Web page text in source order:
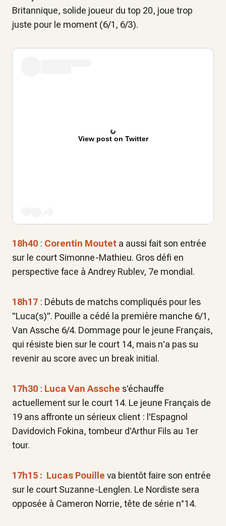
Britannique, solide joueur du top 20, joue trop
juste pour le moment (6/1, 6/3).
View post on Twitter
18h40 : Corentin Moutet a aussi fait son entrée
sur le court Simonne-Mathieu. Gros défi en
perspective face à Andrey Rublev, 7e mondial.
18h17 : Débuts de matchs compliqués pour les
"Luca(s)". Pouille a cédé la première manche 6/1,
Van Assche 6/4. Dommage pour le jeune Français,
qui résiste bien sur le court 14, mais n'a pas su
revenir au score avec un break initial.
17h30 : Luca Van Assche s'échauffe
actuellement sur le court 14. Le jeune Français de
19 ans affronte un sérieux client : l'Espagnol
Davidovich Fokina, tombeur d'Arthur Fils au 1er
tour.
17h15 : Lucas Pouille va bientôt faire son entrée
sur le court Suzanne-Lenglen. Le Nordiste sera
opposée à Cameron Norrie, tête de série n°14.